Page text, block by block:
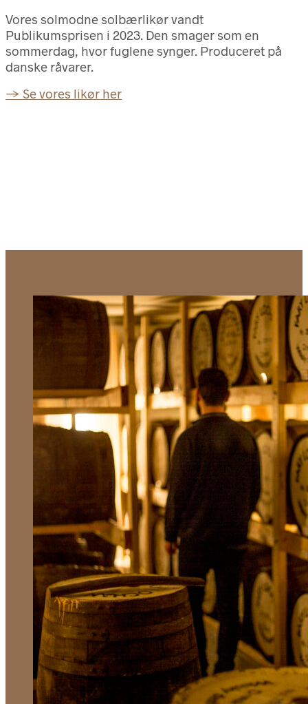
Vores solmodne solbærlikør vandt
Publikumsprisen i 2023. Den smager som en
sommerdag, hvor fuglene synger. Produceret på
danske råvarer.
→ Se vores likør her